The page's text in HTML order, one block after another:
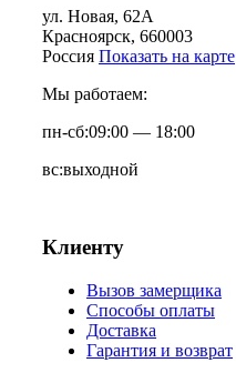
ул. Новая, 62А
Красноярск, 660003
Россия Показать на карте
Мы работаем:
пн-сб:09:00 — 18:00
вс:выходной
Клиенту
Вызов замерщика
Способы оплаты
Доставка
Гарантия и возврат